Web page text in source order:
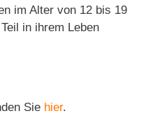
im Alter von 12 bis 19
in ihrem Leben
Sie hier.